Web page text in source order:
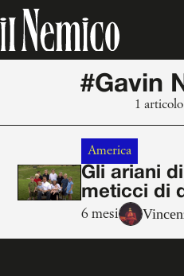
#Gavin
1
America
Gli ariani
meticci di
6 mesi